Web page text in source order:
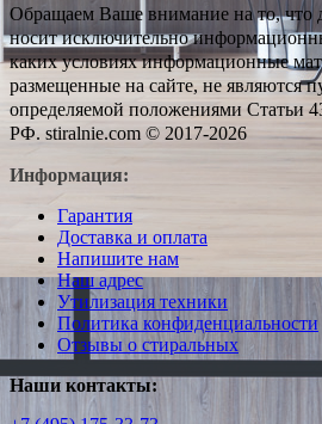
Обращаем Ваше внимание на то, что
носит исключительно
каких условиях информационные
размещенные на сайте, не являются
определяемой положениями Статьи
РФ. stiralnie.com © 2017-2026
Информация:
Гарантия
Доставка и оплата
Напишите нам
Наш адрес
Утилизация техники
Политика конфиденциальности
Отзывы о стиральных
Наши контакты: